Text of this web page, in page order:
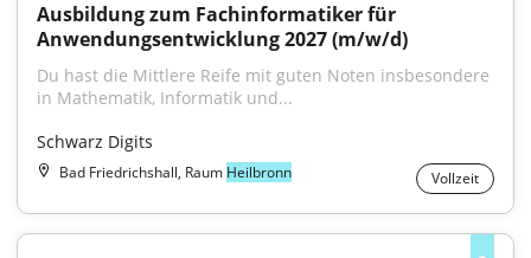
Ausbildung zum Fachinformatiker für
Anwendungsentwicklung 2027 (m/w/d)
Du hast die Mittlere Reife mit guten Noten insbesondere
in Mathematik, Informatik und...
Schwarz Digits
Bad Friedrichshall, Raum Heilbronn Vollzeit